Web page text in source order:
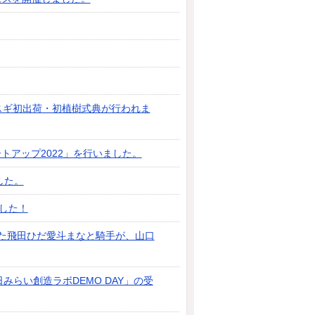
初出荷・初植樹式典が行われま
アップ2022」を行いました。
。
た！
飛田ひだ愛斗まなと騎手が、山口
らい創造ラボDEMO DAY」の受